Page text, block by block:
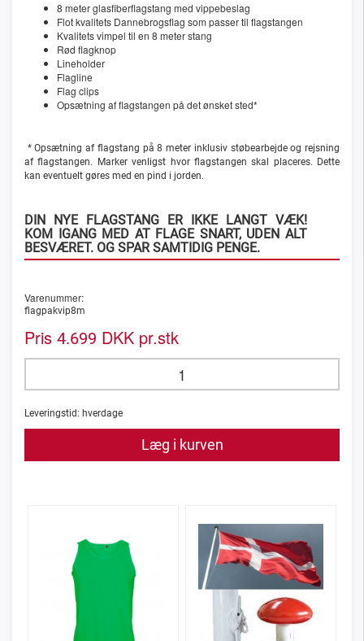
8 meter glasfiberflagstang med vippebeslag
Flot kvalitets Dannebrogsflag som passer til flagstangen
Kvalitets vimpel til en 8 meter stang
Rød flagknop
Lineholder
Flagline
Flag clips
Opsætning af flagstangen på det ønsket sted*
*Opsætning af flagstang på 8 meter inklusiv støbearbejde og rejsning
af flagstangen.
Marker venligst hvor flagstangen skal placeres. Dette
kan eventuelt gøres med en pind i jorden.
DIN NYE FLAGSTANG ER IKKE LANGT VÆK!
KOM IGANG MED AT FLAGE SNART, UDEN ALT
BESVÆRET. OG SPAR SAMTIDIG PENGE.
Varenummer:
flagpakvip8m
Pris 4.699 DKK pr.stk
Leveringstid: hverdage
Læg i kurven